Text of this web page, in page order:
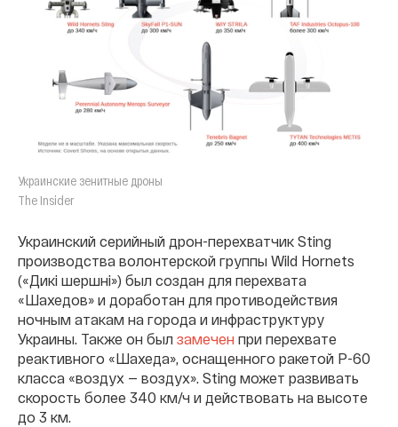
Украинские зенитные дроны
The Insider
Украинский серийный дрон-перехватчик Sting
производства волонтерской группы Wild Hornets
(«Дикі шершні») был создан для перехвата
«Шахедов» и доработан для противодействия
ночным атакам на города и инфраструктуру
Украины. Также он был замечен при перехвате
реактивного «Шахеда», оснащенного ракетой Р-60
класса «воздух — воздух». Sting может развивать
скорость более 340 км/ч и действовать на высоте
до 3 км.